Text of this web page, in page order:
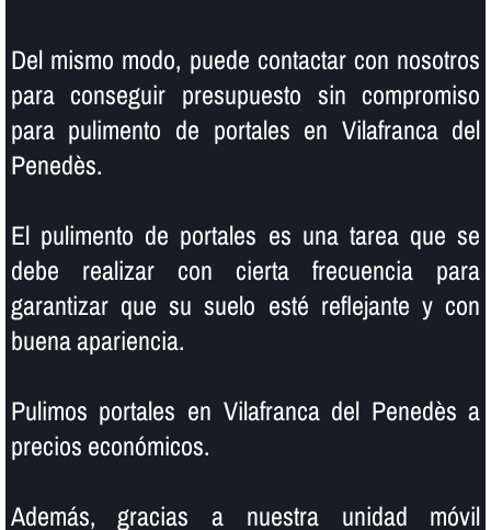
Del mismo modo, puede contactar con nosotros
para conseguir presupuesto sin compromiso
para pulimento de portales en Vilafranca del
Penedès.
El pulimento de portales es una tarea que se
debe realizar con cierta frecuencia para
garantizar que su suelo esté reflejante y con
buena apariencia.
Pulimos portales en Vilafranca del Penedès a
precios económicos.
Además, gracias a nuestra unidad móvil